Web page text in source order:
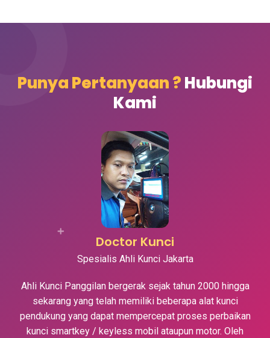
Punya Pertanyaan ?Hubungi
Kami
Doctor Kunci
Spesialis Ahli Kunci Jakarta
Ahli Kunci Panggilan bergerak sejak tahun 2000 hingga
sekarang yang telah memiliki beberapa alat kunci
pendukung yang dapat mempercepat proses perbaikan
kunci smartkey / keyless mobil ataupun motor. Oleh